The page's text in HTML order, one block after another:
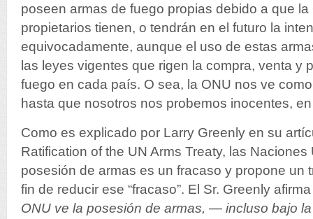
poseen armas de fuego propias debido a que
propietarios tienen, o tendrán en el futuro la
equivocadamente, aunque el uso de estas
las leyes vigentes que rigen la compra, venta y
fuego en cada país. O sea, la ONU nos ve
hasta que nosotros nos probemos inocentes,
Como es explicado por Larry Greenly en su
Ratification of the UN Arms Treaty, las
posesión de armas es un fracaso y propone un
fin de reducir ese “fracaso”. El Sr. Greenly
ONU ve la posesión de armas, — incluso bajo